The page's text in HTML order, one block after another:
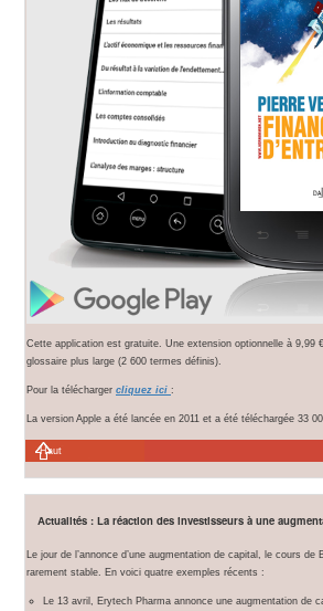
Cette application est gratuite. Une extension optionnelle à 9,99
glossaire plus large (2 600 termes définis).
Pour la télécharger cliquez ici :
La version Apple a été lancée en 2011 et a été téléchargée 33
Haut
Actualités : La réaction des investisseurs à une
Le jour de l’annonce d’une augmentation de capital, le cours de
rarement stable. En voici quatre exemples récents :
Le 13 avril, Erytech Pharma annonce une augmentation de